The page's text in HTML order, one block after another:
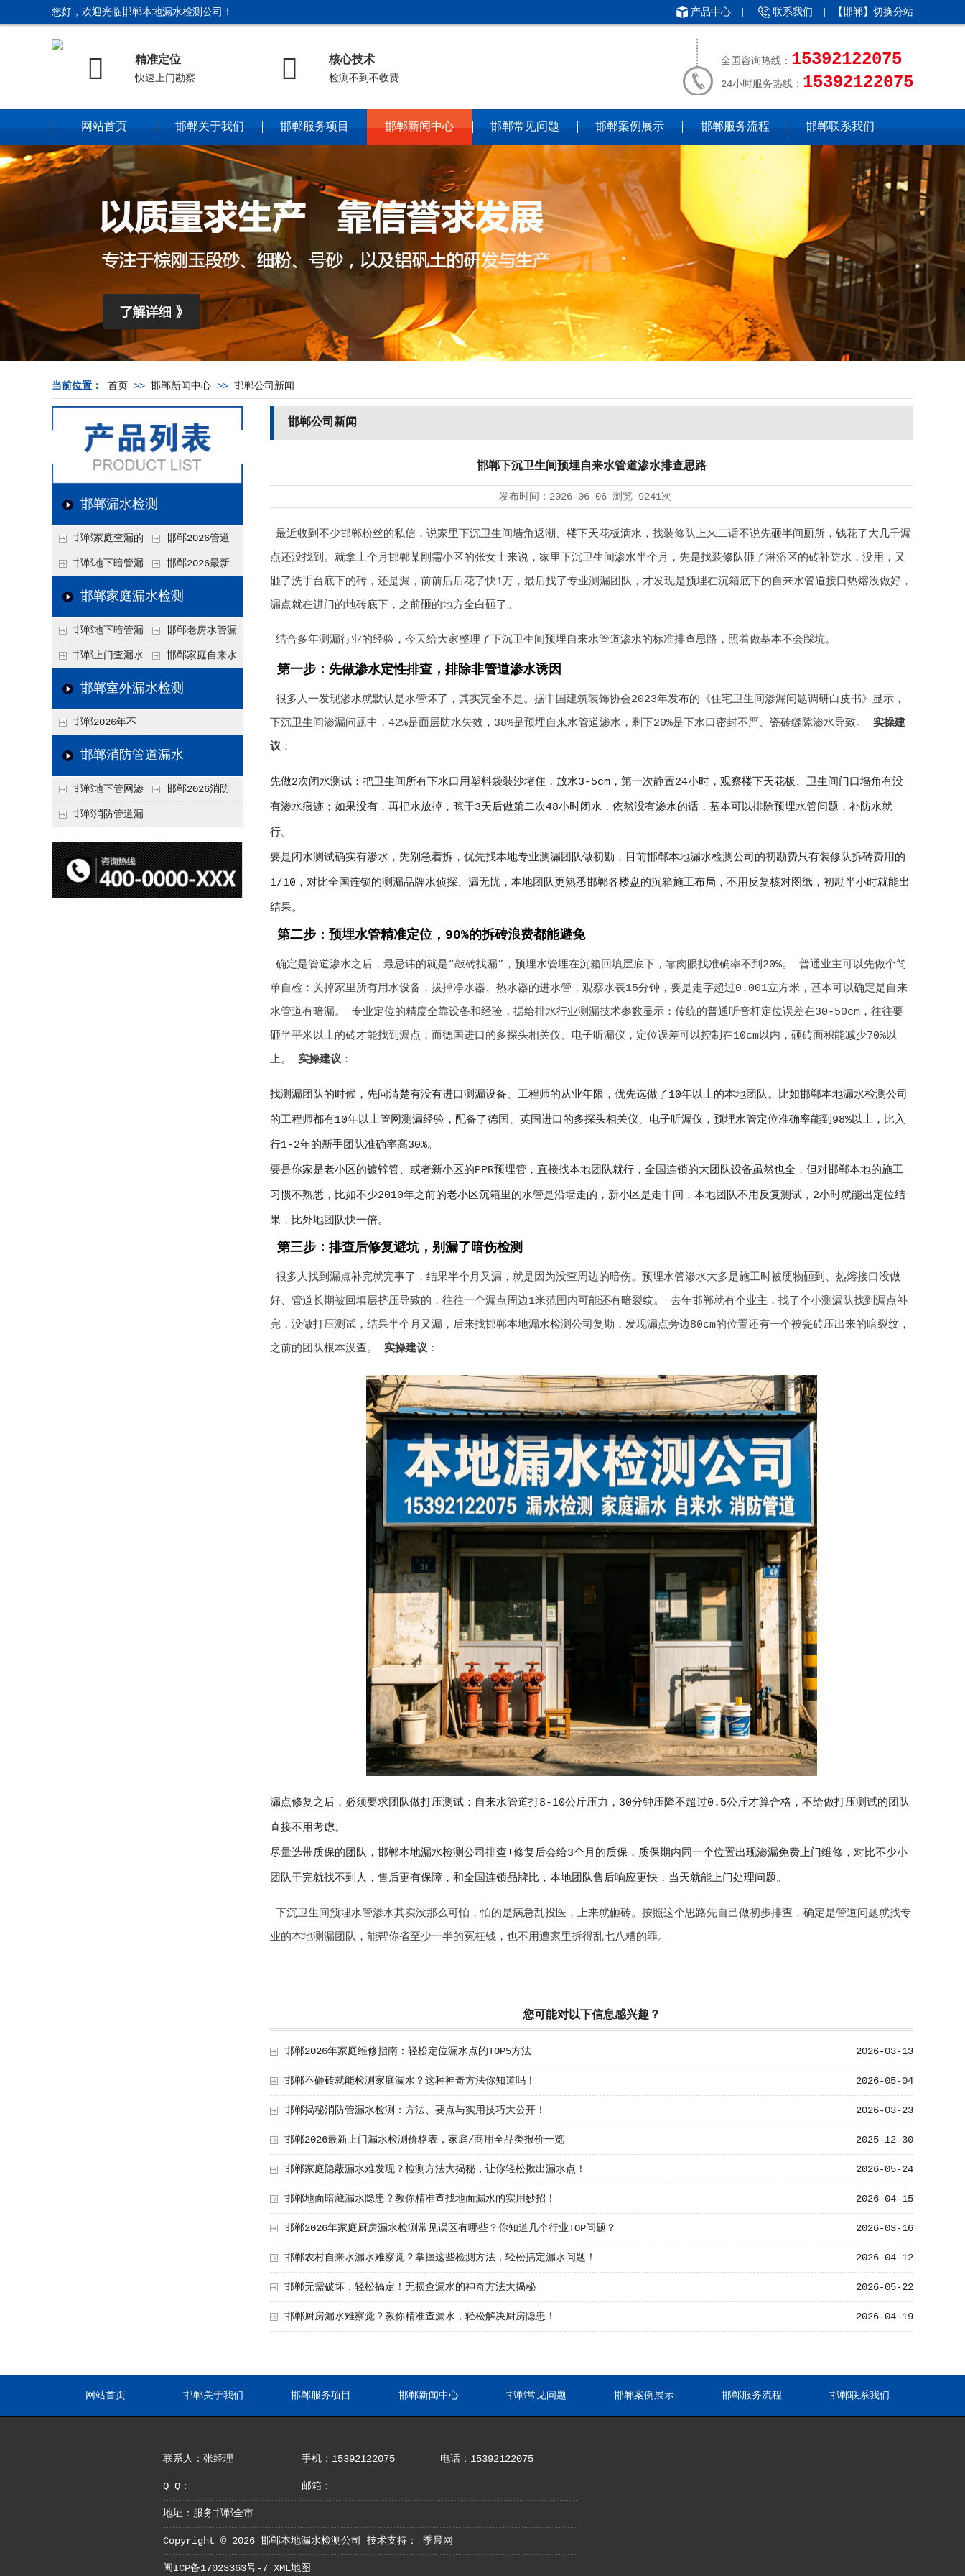
您好，欢迎光临邯郸本地漏水检测公司！ 产品中心 联系我们 | 【邯郸】 切换分站
 精准定位
快速上门勘察  核心技术
检测不到不收费
全国咨询热线： 15392122075
24小时服务热线： 15392122075
网站首页 邯郸关于我们 邯郸服务项目 邯郸新闻中心 邯郸常见问题 邯郸案例展示 邯郸服务流程 邯郸联系我们
当前位置： 首页 >> 邯郸新闻中心 >> 邯郸公司新闻
邯郸漏水检测
邯郸家庭查漏的
实用小技巧
邯郸2026管道
漏水维修价格表，按
材质、漏点类型精准
邯郸地下暗管漏
水检测价格高？2026
巧
邯郸2026最新
上门漏水检测价格
类报价一览
邯郸家庭漏水检测
邯郸地下暗管漏
水检测技术与价格关
联2026，不同方法收
邯郸老房水管漏
水检测与维修价格20
26，老旧管道改造方
邯郸上门查漏水
vs 自行检测：2026
析
邯郸家庭自来水
管漏水检测全攻略：
邯郸室外漏水检测
邯郸2026年不
同城市上门查漏水价
价参考
邯郸消防管道漏水
邯郸地下管网渗
漏检测
邯郸2026消防
程类项目报价
邯郸消防管道漏
6，工程类检测收费
标准详解
邯郸公司新闻
邯郸下沉卫生间预埋自来水管道渗水排查思路
发布时间： 2026-06-06 浏览 9241次
最近收到不少邯郸粉丝的私信，说家里下沉卫生间墙角返潮、楼下天花板滴水，找装修队上来二话不说先砸半间厕所，钱花了大几千漏
点还没找到。就拿上个月邯郸某刚需小区的张女士来说，家里下沉卫生间渗水半个月，先是找装修队砸了淋浴区的砖补防水，没用，又
砸了洗手台底下的砖，还是漏，前前后后花了快1万，最后找了专业测漏团队，才发现是预埋在沉箱底下的自来水管道接口热熔没做好，
漏点就在进门的地砖底下，之前砸的地方全白砸了。
结合多年测漏行业的经验，今天给大家整理了下沉卫生间预埋自来水管道渗水的标准排查思路，照着做基本不会踩坑。
第一步：先做渗水定性排查，排除非管道渗水诱因
很多人一发现渗水就默认是水管坏了，其实完全不是。据中国建筑装饰协会2023年发布的《住宅卫生间渗漏问题调研白皮书》显示，
下沉卫生间渗漏问题中，42%是面层防水失效，38%是预埋自来水管道渗水，剩下20%是下水口密封不严、瓷砖缝隙渗水导致。 实操建
议：
先做2次闭水测试：把卫生间所有下水口用塑料袋装沙堵住，放水3-5cm，第一次静置24小时，观察楼下天花板、卫生间门口墙角有没
有渗水痕迹；如果没有，再把水放掉，晾干3天后做第二次48小时闭水，依然没有渗水的话，基本可以排除预埋水管问题，补防水就
行。
要是闭水测试确实有渗水，先别急着拆，优先找本地专业测漏团队做初勘，目前邯郸本地漏水检测公司的初勘费只有装修队拆砖费用的
1/10，对比全国连锁的测漏品牌水侦探、漏无忧，本地团队更熟悉邯郸各楼盘的沉箱施工布局，不用反复核对图纸，初勘半小时就能出
结果。
第二步：预埋水管精准定位，90%的拆砖浪费都能避免
确定是管道渗水之后，最忌讳的就是“敲砖找漏”，预埋水管埋在沉箱回填层底下，靠肉眼找准确率不到20%。 普通业主可以先做个简
单自检：关掉家里所有用水设备，拔掉净水器、热水器的进水管，观察水表15分钟，要是走字超过0.001立方米，基本可以确定是自来
水管道有暗漏。 专业定位的精度全靠设备和经验，据给排水行业测漏技术参数显示：传统的普通听音杆定位误差在30-50cm，往往要
砸半平米以上的砖才能找到漏点；而德国进口的多探头相关仪、电子听漏仪，定位误差可以控制在10cm以内，砸砖面积能减少70%以
上。 实操建议：
找测漏团队的时候，先问清楚有没有进口测漏设备、工程师的从业年限，优先选做了10年以上的本地团队。比如邯郸本地漏水检测公司
的工程师都有10年以上管网测漏经验，配备了德国、英国进口的多探头相关仪、电子听漏仪，预埋水管定位准确率能到98%以上，比入
行1-2年的新手团队准确率高30%。
要是你家是老小区的镀锌管、或者新小区的PPR预埋管，直接找本地团队就行，全国连锁的大团队设备虽然也全，但对邯郸本地的施工
习惯不熟悉，比如不少2010年之前的老小区沉箱里的水管是沿墙走的，新小区是走中间，本地团队不用反复测试，2小时就能出定位结
果，比外地团队快一倍。
第三步：排查后修复避坑，别漏了暗伤检测
很多人找到漏点补完就完事了，结果半个月又漏，就是因为没查周边的暗伤。预埋水管渗水大多是施工时被硬物砸到、热熔接口没做
好、管道长期被回填层挤压导致的，往往一个漏点周边1米范围内可能还有暗裂纹。 去年邯郸就有个业主，找了个小测漏队找到漏点补
完，没做打压测试，结果半个月又漏，后来找邯郸本地漏水检测公司复勘，发现漏点旁边80cm的位置还有一个被瓷砖压出来的暗裂纹，
之前的团队根本没查。 实操建议：
漏点修复之后，必须要求团队做打压测试：自来水管道打8-10公斤压力，30分钟压降不超过0.5公斤才算合格，不给做打压测试的团队
直接不用考虑。
尽量选带质保的团队，邯郸本地漏水检测公司排查+修复后会给3个月的质保，质保期内同一个位置出现渗漏免费上门维修，对比不少小
团队干完就找不到人，售后更有保障，和全国连锁品牌比，本地团队售后响应更快，当天就能上门处理问题。
下沉卫生间预埋水管渗水其实没那么可怕，怕的是病急乱投医，上来就砸砖。按照这个思路先自己做初步排查，确定是管道问题就找专
业的本地测漏团队，能帮你省至少一半的冤枉钱，也不用遭家里拆得乱七八糟的罪。
您可能对以下信息感兴趣？
2026-03-13
邯郸2026年家庭维修指南：轻松定位漏水点的TOP5方法
2026-05-04
邯郸不砸砖就能检测家庭漏水？这种神奇方法你知道吗！
2026-03-23
邯郸揭秘消防管漏水检测：方法、要点与实用技巧大公开！
2025-12-30
邯郸2026最新上门漏水检测价格表，家庭/商用全品类报价一览
2026-05-24
邯郸家庭隐蔽漏水难发现？检测方法大揭秘，让你轻松揪出漏水点！
2026-04-15
邯郸地面暗藏漏水隐患？教你精准查找地面漏水的实用妙招！
2026-03-16
邯郸2026年家庭厨房漏水检测常见误区有哪些？你知道几个行业TOP问题？
2026-04-12
邯郸农村自来水漏水难察觉？掌握这些检测方法，轻松搞定漏水问题！
2026-05-22
邯郸无需破坏，轻松搞定！无损查漏水的神奇方法大揭秘
2026-04-19
邯郸厨房漏水难察觉？教你精准查漏水，轻松解决厨房隐患！
网站首页 邯郸关于我们 邯郸服务项目 邯郸新闻中心 邯郸常见问题 邯郸案例展示 邯郸服务流程 邯郸联系我们
联系人：张经理 手机：15392122075 电话：15392122075
Q Q： 邮箱：
地址：服务邯郸全市
Copyright © 2026 邯郸本地漏水检测公司 技术支持： 季晨网
闽ICP备17023363号-7 XML地图